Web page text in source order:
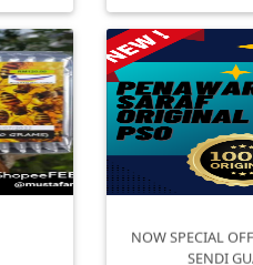
NOW SPECIAL
SENDI